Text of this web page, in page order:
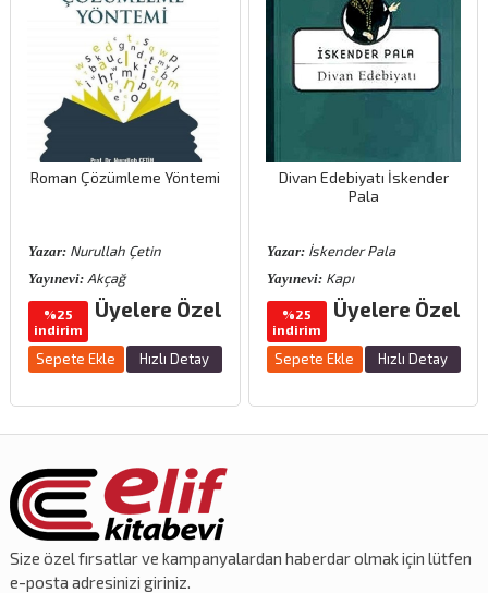
Roman Çözümleme Yöntemi
Yazar:Nurullah Çetin
Yayınevi:Akçağ
%25
indirim
Üyelere Özel
Sepete Ekle Hızlı Detay
Divan Edebiyatı İskender
Pala
Yazar:İskender Pala
Yayınevi:Kapı
%25
indirim
Üyelere Özel
Sepete Ekle Hızlı Detay
Size özelfırsatlarve kampanyalardan haberdar olmak için lütfen
e-posta adresinizi giriniz.